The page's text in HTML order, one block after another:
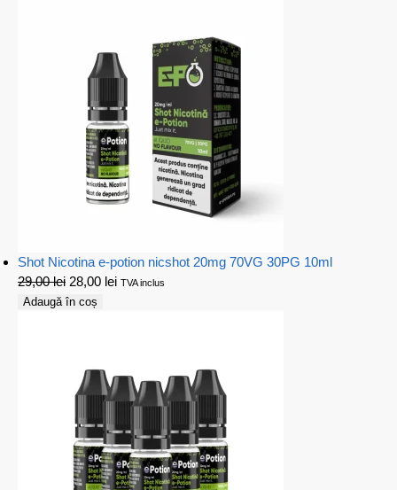
Shot Nicotina e-potion nicshot 20mg 70VG 30PG 10ml
29,00lei 28,00 lei TVA inclus
Adaugă în coș